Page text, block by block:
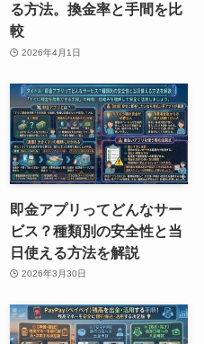
る方法。換金率と手間を比
較
2026年4月1日
即金アプリってどんなサー
ビス？種類別の安全性と当
日使える方法を解説
2026年3月30日